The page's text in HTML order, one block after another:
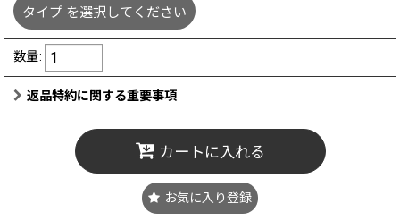
タイプ を選択してください
数量:
返品特約に関する重要事項
カートに入れる
お気に入り登録